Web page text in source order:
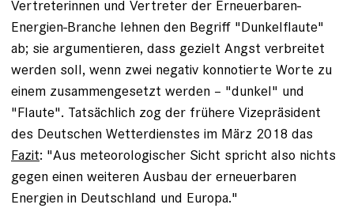
Vertreterinnen und Vertreter der Erneuerbaren-
Energien-Branche lehnen den Begriff "Dunkelflaute"
ab; sie argumentieren, dass gezielt Angst verbreitet
werden soll, wenn zwei negativ konnotierte Worte zu
einem zusammengesetzt werden – "dunkel" und
"Flaute". Tatsächlich zog der frühere Vizepräsident
des Deutschen Wetterdienstes im März 2018 das
Fazit: "Aus meteorologischer Sicht spricht also nichts
gegen einen weiteren Ausbau der erneuerbaren
Energien in Deutschland und Europa."